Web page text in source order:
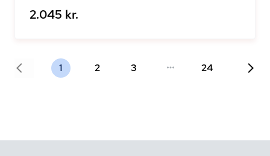
2.045 kr.
1 2 3 24